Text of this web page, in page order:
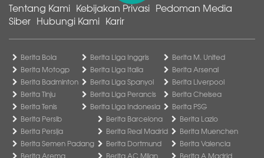
Tentang Kami Kebijakan Privasi Pedoman Media
Siber Hubungi Kami Karir
Berita Bola
Berita Motogp
Berita Badminton
Berita Tinju
Berita Tenis
Berita Liga Inggris
Berita Liga Italia
Berita Liga Spanyol
Berita Liga Perancis
Berita Liga Indonesia
Berita M. United
Berita Arsenal
Berita Liverpool
Berita Chelsea
Berita PSG
Berita Persib
Berita Persija
Berita Semen Padang
Berita Arema
Berita Barcelona
Berita Real Madrid
Berita Dortmund
Berita AC Milan
Berita Lazio
Berita Muenchen
Berita Valencia
Berita A Madrid